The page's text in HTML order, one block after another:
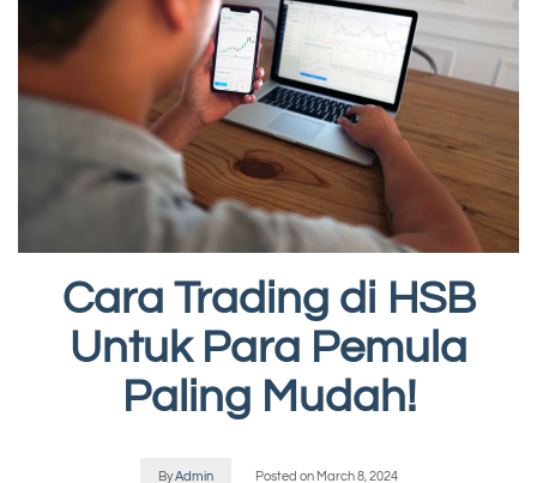
Cara Trading di HSB
Untuk Para Pemula
Paling Mudah!
ByAdmin Posted on March 8, 2024